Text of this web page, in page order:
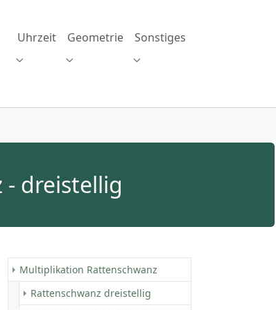
"Brüche Prozent"
Uhrzeit
Submenu for "Uhrzeit"
Geometrie
Submenu for "Geometrie"
Sonstiges
Submenu for "Sonstiges"
dreistellig
Multiplikation Rattenschwanz
Rattenschwanz dreistellig